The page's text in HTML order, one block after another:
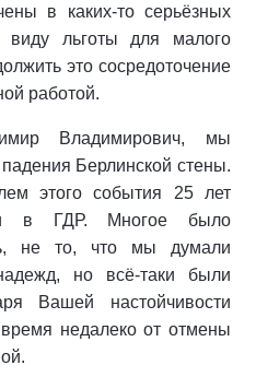
в каких-то серьёзных
льготы для малого
это сосредоточение
работой.
Владимирович, мы
Берлинской стены.
этого события 25 лет
в ГДР. Многое было
не то, что мы думали
но всё-таки были
Вашей настойчивости
недалеко от отмены